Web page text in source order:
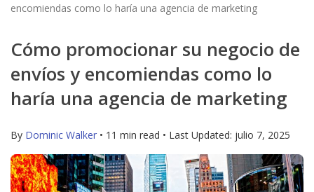
encomiendas como lo haría una agencia de marketing
Cómo promocionar su negocio de
envíos y encomiendas como lo
haría una agencia de marketing
By Dominic Walker • 11 min read • Last Updated: julio 7, 2025